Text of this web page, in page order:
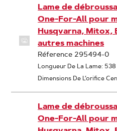
Lame de
One-For-All pour
Husqvarna, Mitox,
autres machines
Réference 295494-0
Longueur De La Lame: 538
Dimensions De L’orifice
Lame de
One-For-All pour